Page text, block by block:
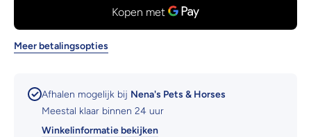
Meer betalingsopties
Afhalen mogelijk bij Nena's Pets & Horses
Meestal klaar binnen 24 uur
Winkelinformatie bekijken